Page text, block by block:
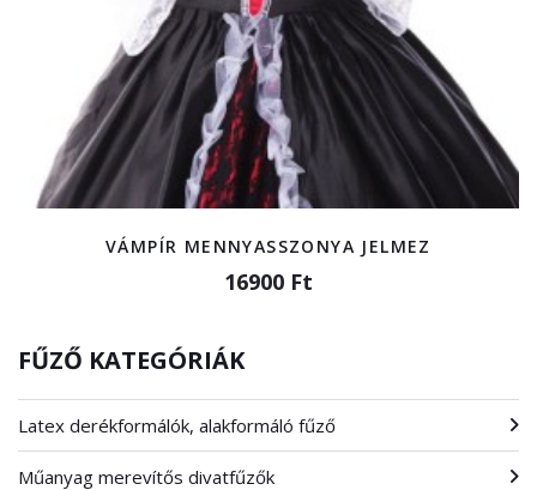
FŰZŐ KATEGÓRIÁK
Latex derékformálók, alakformáló fűző
Műanyag merevítős divatfűzők
VÁMPÍR MENNYASSZONYA JELMEZ
16900 Ft